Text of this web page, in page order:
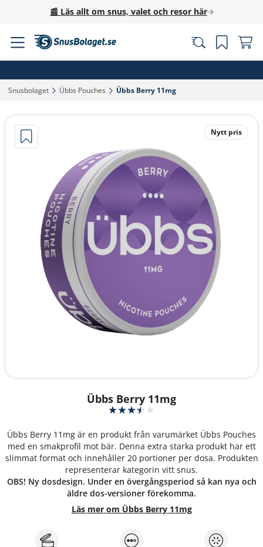
📰 Läs allt om snus, valet och resor här
Snusbolaget‎ Übbs Pouches‎ Übbs Berry 11mg‎
Nytt pris
Übbs Berry 11mg
Übbs Berry 11mg är en produkt från varumärket Übbs Pouches
med en smakprofil mot bär. Denna extra starka produkt har ett
slimmat format och innehåller 20 portioner per dosa. Produkten
representerar kategorin vitt snus.
OBS! Ny dosdesign. Under en övergångsperiod så kan nya och
äldre dos-versioner förekomma.
Läs mer om Übbs Berry 11mg